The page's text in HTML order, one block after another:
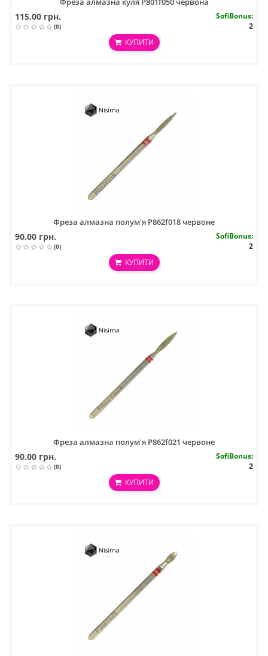
115.00 грн.
(0)
SofiBonus:
2
КУПИТИ
Фреза алмазна полум'я P862f018 червоне
90.00 грн.
(0)
SofiBonus:
2
КУПИТИ
Фреза алмазна полум'я P862f021 червоне
90.00 грн.
(0)
SofiBonus:
2
КУПИТИ